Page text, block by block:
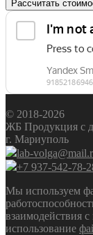
Рассчитать
© 2018-2026
ЖБ Продукция с
г. Мариуполь
lab-
+7 937-542-78-
Мы используем
взаимодействия
использование